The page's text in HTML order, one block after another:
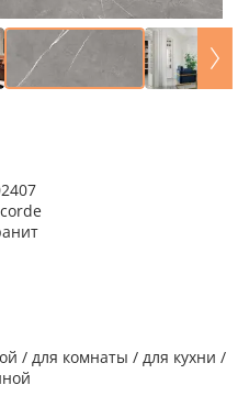
/ для комнаты / для кухни /